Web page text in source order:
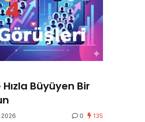
Büyüyen Bir
2026 0 135